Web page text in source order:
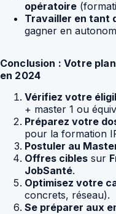
opératoire
Travailler en tant
gagner en
Conclusion : Votre
en 2024
Vérifiez votre
+ master 1 ou
Préparez votre
pour la formation
Postuler au
Offres cibles sur
JobSanté.
Optimisez votre
concrets, réseau).
Se préparer aux